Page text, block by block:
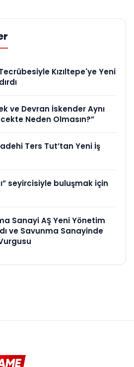
Tecrübesiyle Kızıltepe'ye Yeni
ve Devran İskender Aynı
Neden Olmasın?”
Ters Tut’tan Yeni İş
seyircisiyle buluşmak için
Sanayi AŞ Yeni Yönetim
ve Savunma Sanayinde